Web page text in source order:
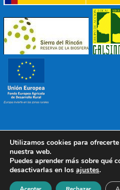
© 2022 Mancomunidad
Todos los
Política de Protección de Datos
Utilizamos cookies para
nuestra web.
Puedes aprender más sobre qué
desactivarlas en los ajustes.